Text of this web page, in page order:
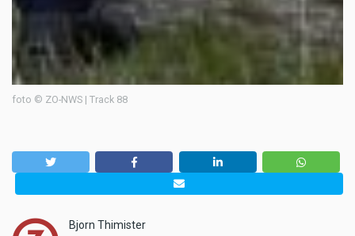
foto © ZO-NWS | Track 88
Bjorn Thimister